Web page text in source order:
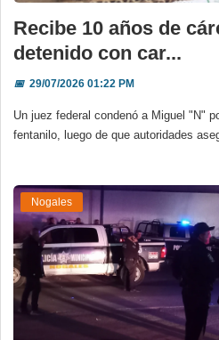
Recibe 10 años de
detenido con car...
📅29/07/2026 01:22 PM
Un juez federal condenó a Miguel "N"
fentanilo, luego de que autoridades
Nogales